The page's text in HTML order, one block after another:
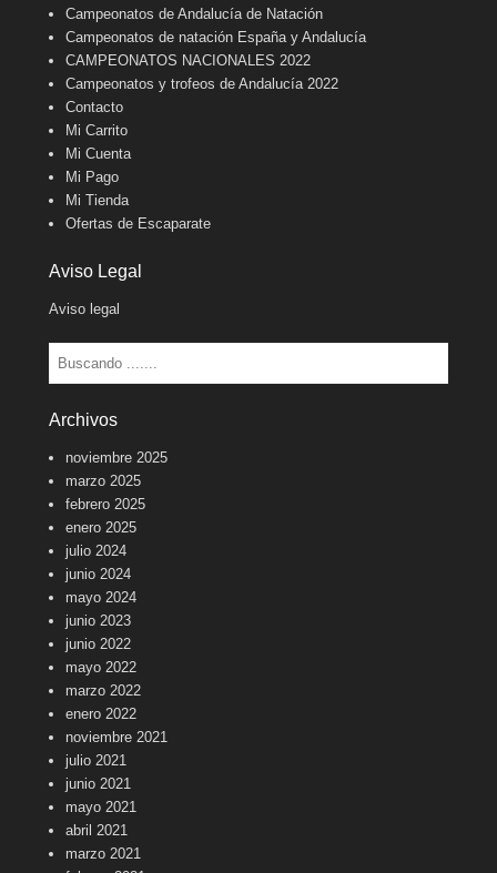
Campeonatos de Andalucía de Natación
Campeonatos de natación España y Andalucía
CAMPEONATOS NACIONALES 2022
Campeonatos y trofeos de Andalucía 2022
Contacto
Mi Carrito
Mi Cuenta
Mi Pago
Mi Tienda
Ofertas de Escaparate
Aviso Legal
Aviso legal
Buscar
Archivos
noviembre 2025
marzo 2025
febrero 2025
enero 2025
julio 2024
junio 2024
mayo 2024
junio 2023
junio 2022
mayo 2022
marzo 2022
enero 2022
noviembre 2021
julio 2021
junio 2021
mayo 2021
abril 2021
marzo 2021